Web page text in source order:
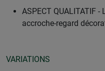
ASPECT QUALITATIF
accroche-regard
VARIATIONS